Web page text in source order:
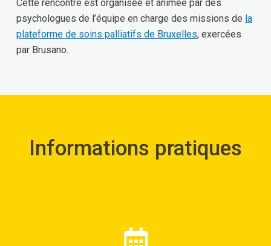
Cette rencontre est organisée et animée par des
psychologues de l’équipe en charge des missions de la
plateforme de soins palliatifs de Bruxelles, exercées
par Brusano.
Informations pratiques